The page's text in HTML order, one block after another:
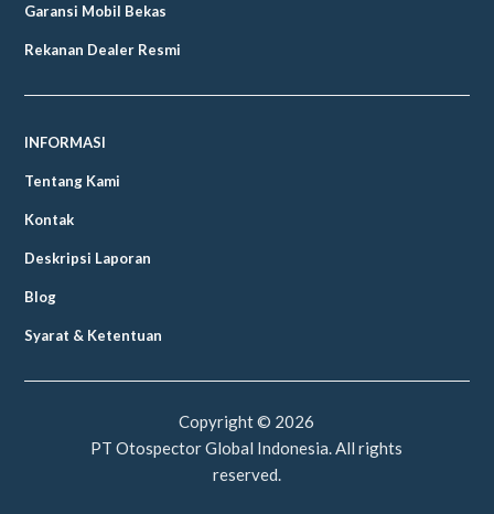
Garansi Mobil Bekas
Rekanan Dealer Resmi
INFORMASI
Tentang Kami
Kontak
Deskripsi Laporan
Blog
Syarat & Ketentuan
Copyright © 2026
PT Otospector Global Indonesia. All rights
reserved.